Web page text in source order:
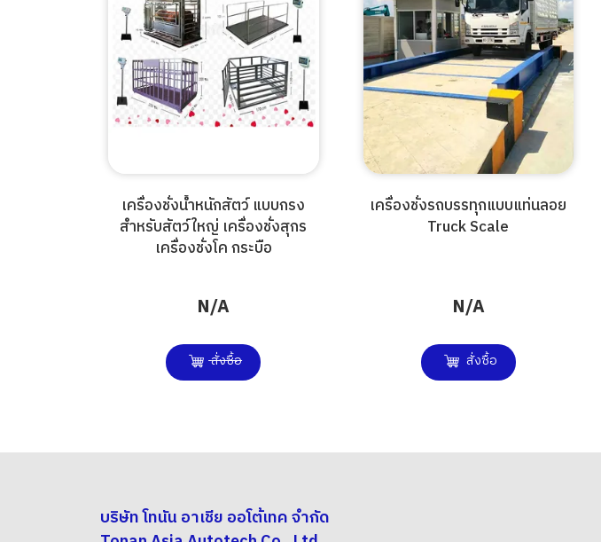
เครื่องชั่งน้ำหนักสัตว์ แบบกรง
สำหรับสัตว์ใหญ่ เครื่องชั่งสุกร
เครื่องชั่งโค กระบือ
N/A
สั่งซื้อ
เครื่องชั่งรถบรรทุกแบบแท่นลอย
Truck Scale
N/A
สั่งซื้อ
บริษัท โทนัน อาเชีย ออโต้เทค จำกัด